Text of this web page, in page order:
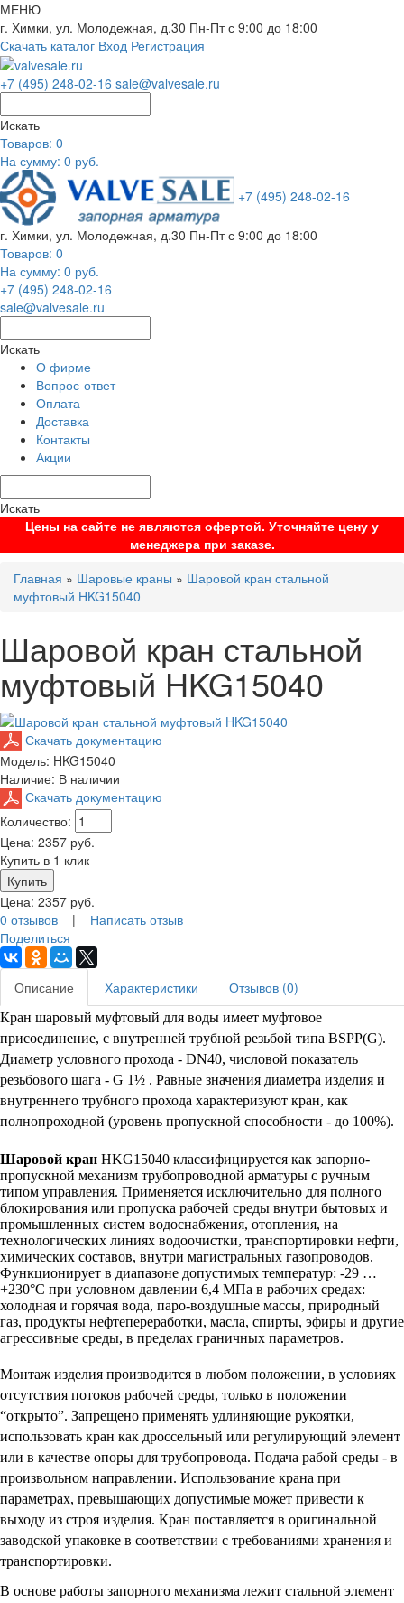
МЕНЮ
г. Химки, ул. Молодежная, д.30 Пн-Пт с 9:00 до 18:00
Скачать каталог Вход Регистрация
+7 (495) 248-02-16 sale@valvesale.ru
Искать
Товаров: 0
На сумму: 0 руб.
+7 (495) 248-02-16
г. Химки, ул. Молодежная, д.30 Пн-Пт с 9:00 до 18:00
Товаров: 0
На сумму: 0 руб.
+7 (495) 248-02-16
sale@valvesale.ru
Искать
О фирме
Вопрос-ответ
Оплата
Доставка
Контакты
Акции
Искать
Цены на сайте не являются офертой. Уточняйте цену у
менеджера при заказе.
Главная » Шаровые краны » Шаровой кран стальной
муфтовый HKG15040
Шаровой кран стальной
муфтовый HKG15040
Скачать документацию
Модель: HKG15040
Наличие: В наличии
Скачать документацию
Количество:
Цена: 2357 руб.
Купить в 1 клик
Цена: 2357 руб.
0 отзывов | Написать отзыв
Поделиться
Описание Характеристики Отзывов (0)
Кран шаровый муфтовый для воды имеет муфтовое
присоединение, с внутренней трубной резьбой типа BSPP(G).
Диаметр условного прохода - DN40, числовой показатель
резьбового шага - G 1½ . Равные значения диаметра изделия и
внутреннего трубного прохода характеризуют кран, как
полнопроходной (уровень пропускной способности - до 100%).
Шаровой кран HKG15040 классифицируется как запорно-
пропускной механизм трубопроводной арматуры с ручным
типом управления. Применяется исключительно для полного
блокирования или пропуска рабочей среды внутри бытовых и
промышленных систем водоснабжения, отопления, на
технологических линиях водоочистки, транспортировки нефти,
химических составов, внутри магистральных газопроводов.
Функционирует в диапазоне допустимых температур: -29 …
+230°С при условном давлении 6,4 МПа в рабочих средах:
холодная и горячая вода, паро-воздушные массы, природный
газ, продукты нефтепереработки, масла, спирты, эфиры и другие
агрессивные среды, в пределах граничных параметров.
Монтаж изделия производится в любом положении, в условиях
отсутствия потоков рабочей среды, только в положении
“открыто”. Запрещено применять удлиняющие рукоятки,
использовать кран как дроссельный или регулирующий элемент
или в качестве опоры для трубопровода. Подача рабой среды - в
произвольном направлении. Использование крана при
параметрах, превышающих допустимые может привести к
выходу из строя изделия. Кран поставляется в оригинальной
заводской упаковке в соответствии с требованиями хранения и
транспортировки.
В основе работы запорного механизма лежит стальной элемент